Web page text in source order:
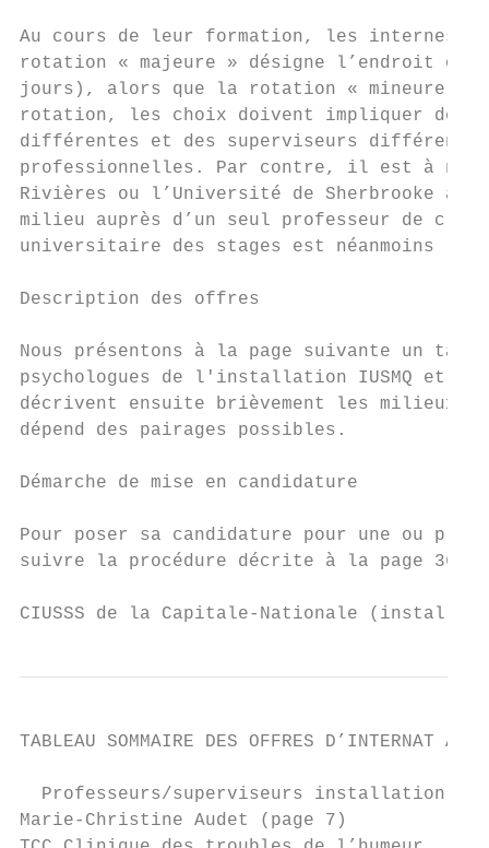
Au cours de leur formation, les internes
rotation « majeure » désigne l’endroit où
jours), alors que la rotation « mineure »
rotation, les choix doivent impliquer deux
différentes et des superviseurs
professionnelles. Par contre, il est à
Rivières ou l’Université de Sherbrooke
milieu auprès d’un seul professeur de
universitaire des stages est néanmoins
Description des offres
Nous présentons à la page suivante un
psychologues de l'installation IUSMQ et de
décrivent ensuite brièvement les milieux
dépend des pairages possibles.
Démarche de mise en candidature
Pour poser sa candidature pour une ou
suivre la procédure décrite à la page 36
CIUSSS de la Capitale-Nationale
TABLEAU SOMMAIRE DES OFFRES D’INTERNAT
Professeurs/superviseurs installation
Marie-Christine Audet (page 7)